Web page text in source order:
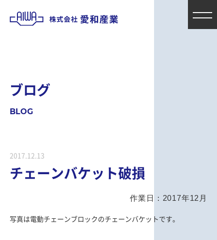
ブログ
BLOG
2017.12.13
チェーンバケット破損
作業日：2017年12月
写真は電動チェーンブロックのチェーンバケットです。